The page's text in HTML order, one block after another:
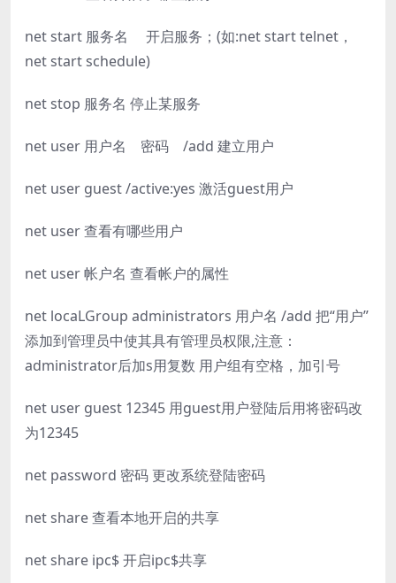
net start 服务名 开启服务；(如:net start telnet，
net start schedule)
net stop 服务名 停止某服务
net user 用户名 密码 /add 建立用户
net user guest /active:yes 激活guest用户
net user 查看有哪些用户
net user 帐户名 查看帐户的属性
net locaLGroup administrators 用户名 /add 把“用户”
添加到管理员中使其具有管理员权限,注意：
administrator后加s用复数 用户组有空格，加引号
net user guest 12345 用guest用户登陆后用将密码改
为12345
net password 密码 更改系统登陆密码
net share 查看本地开启的共享
net share ipc$ 开启ipc$共享